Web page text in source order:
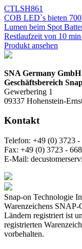
CTLSH861
COB LED`s bieten
Lumen beim Spot
Restlaufzeit von 10
Produkt ansehen
SNA Germany GmbH
Geschäftsbereich
Gewerbering 1
09337 Hohenstein-
Kontakt
Telefon: +49 (0) 3723
Fax: +49 (0) 3723 -
E-Mail:
Snap-on Technologie
Warenzeichens
Ländern registriert ist
registrierten
vorbehalten.